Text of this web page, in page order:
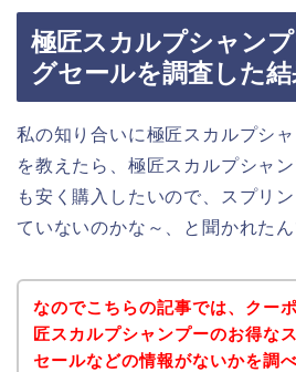
極匠スカルプシャン
グセールを調査した結
私の知り合いに極匠スカルプシ
を教えたら、極匠スカルプシャ
も安く購入したいので、スプリ
ていないのかな～、と聞かれたん
なのでこちらの記事では、クー
匠スカルプシャンプーのお得な
セールなどの情報がないかを調